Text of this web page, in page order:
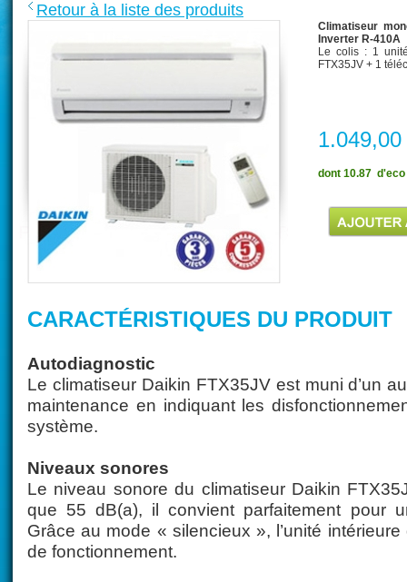
Retour à la liste des produits
Climatiseur
Inverter R-410A
Le colis : 1
FTX35JV + 1
1.049,00
dont 10.87 
CARACTÉRISTIQUES DU PRODUIT
Autodiagnostic
Le climatiseur Daikin FTX35JV est muni d’un
maintenance en indiquant les
système.
Niveaux sonores
Le niveau sonore du climatiseur Daikin
que 55 dB(a), il convient parfaitement pour
Grâce au mode « silencieux », l’unité
de fonctionnement.